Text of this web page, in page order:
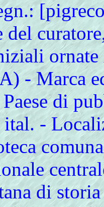
del
- Marca
di
-
di